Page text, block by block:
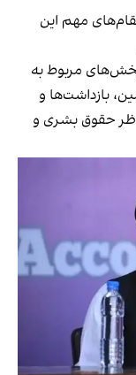
مهم این
مربوط به
بازداشت‌ها و
حقوق بشری و